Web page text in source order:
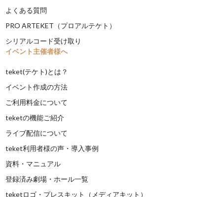
よくある質問
PRO ARTEKET（プロアルテケト）
シリアルコード受け取り
イベント主催者様へ
teket(テケト)とは？
イベント作成の方法
ご利用料金について
teketの機能ご紹介
ライブ配信について
teket利用者様の声・導入事例
資料・マニュアル
登録済み劇場・ホール一覧
teketロゴ・プレスキット（メディアキット）